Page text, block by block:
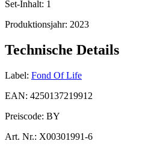
Set-Inhalt: 1
Produktionsjahr: 2023
Technische Details
Label: Fond Of Life
EAN: 4250137219912
Preiscode: BY
Art. Nr.: X00301991-6